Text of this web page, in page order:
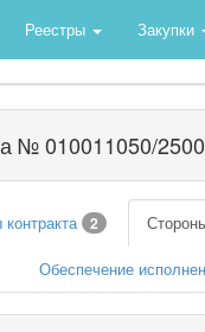
Реестры Закупки
№ 010011050/
2
Обеспечение